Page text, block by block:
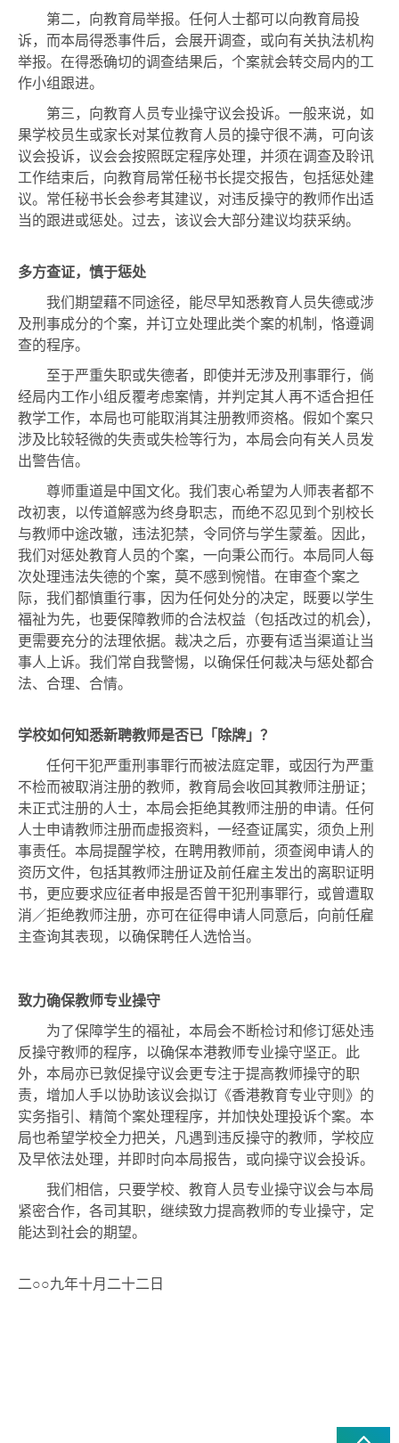
第二，向教育局举报。任何人士都可以向教育局投
诉，而本局得悉事件后，会展开调查，或向有关执法机构
举报。在得悉确切的调查结果后，个案就会转交局内的工
作小组跟进。
第三，向教育人员专业操守议会投诉。一般来说，如
果学校员生或家长对某位教育人员的操守很不满，可向该
议会投诉，议会会按照既定程序处理，并须在调查及聆讯
工作结束后，向教育局常任秘书长提交报告，包括惩处建
议。常任秘书长会参考其建议，对违反操守的教师作出适
当的跟进或惩处。过去，该议会大部分建议均获采纳。
多方查证，慎于惩处
我们期望藉不同途径，能尽早知悉教育人员失德或涉
及刑事成分的个案，并订立处理此类个案的机制，恪遵调
查的程序。
至于严重失职或失德者，即使并无涉及刑事罪行，倘
经局内工作小组反覆考虑案情，并判定其人再不适合担任
教学工作，本局也可能取消其注册教师资格。假如个案只
涉及比较轻微的失责或失检等行为，本局会向有关人员发
出警告信。
尊师重道是中国文化。我们衷心希望为人师表者都不
改初衷，以传道解惑为终身职志，而绝不忍见到个别校长
与教师中途改辙，违法犯禁，令同侪与学生蒙羞。因此，
我们对惩处教育人员的个案，一向秉公而行。本局同人每
次处理违法失德的个案，莫不感到惋惜。在审查个案之
际，我们都慎重行事，因为任何处分的决定，既要以学生
福祉为先，也要保障教师的合法权益（包括改过的机会)，
更需要充分的法理依据。裁决之后，亦要有适当渠道让当
事人上诉。我们常自我警惕，以确保任何裁决与惩处都合
法、合理、合情。
学校如何知悉新聘教师是否已「除牌」？
任何干犯严重刑事罪行而被法庭定罪，或因行为严重
不检而被取消注册的教师，教育局会收回其教师注册证；
未正式注册的人士，本局会拒绝其教师注册的申请。任何
人士申请教师注册而虚报资料，一经查证属实，须负上刑
事责任。本局提醒学校，在聘用教师前，须查阅申请人的
资历文件，包括其教师注册证及前任雇主发出的离职证明
书，更应要求应征者申报是否曾干犯刑事罪行，或曾遭取
消／拒绝教师注册，亦可在征得申请人同意后，向前任雇
主查询其表现，以确保聘任人选恰当。
致力确保教师专业操守
为了保障学生的福祉，本局会不断检讨和修订惩处违
反操守教师的程序，以确保本港教师专业操守坚正。此
外，本局亦已敦促操守议会更专注于提高教师操守的职
责，增加人手以协助该议会拟订《香港教育专业守则》的
实务指引、精简个案处理程序，并加快处理投诉个案。本
局也希望学校全力把关，凡遇到违反操守的教师，学校应
及早依法处理，并即时向本局报告，或向操守议会投诉。
我们相信，只要学校、教育人员专业操守议会与本局
紧密合作，各司其职，继续致力提高教师的专业操守，定
能达到社会的期望。
二○○九年十月二十二日